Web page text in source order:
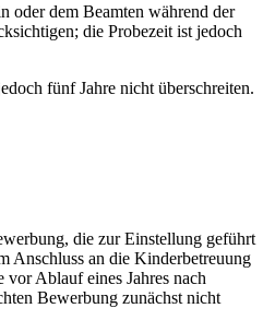
oder dem Beamten während der
die Probezeit ist jedoch
fünf Jahre nicht überschreiten.
die zur Einstellung geführt
Anschluss an die Kinderbetreuung
Ablauf eines Jahres nach
Bewerbung zunächst nicht